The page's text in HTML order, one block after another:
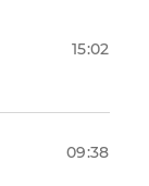
15:02
09:38